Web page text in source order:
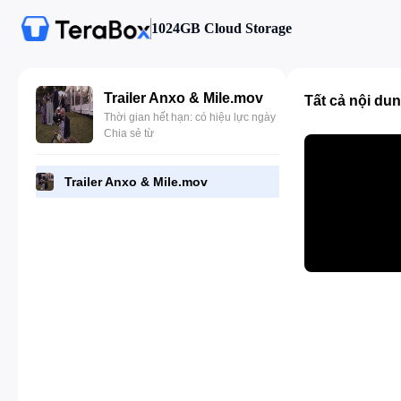
1024GB Cloud Storage
Trailer Anxo & Mile.mov
Thời gian hết hạn: có hiệu lực ngày
Chia sẻ từ
Trailer Anxo & Mile.mov
Tất cả nội